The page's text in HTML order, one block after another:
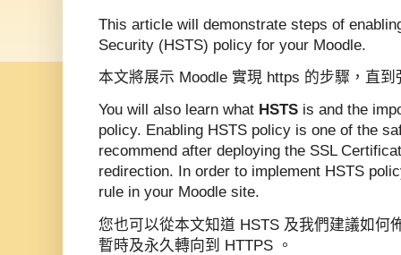
This article will demonstrate steps of
Security (HSTS) policy for your Moodle.
本文將展示 Moodle 實現 https 的步驟，直到
You will also learn what HSTS is and the
policy. Enabling HSTS policy is one of the
recommend after deploying the SSL
redirection. In order to implement HSTS
rule in your Moodle site.
您也可以從本文知道 HSTS 及我們建議如何
暫時及永久轉向到 HTTPS 。